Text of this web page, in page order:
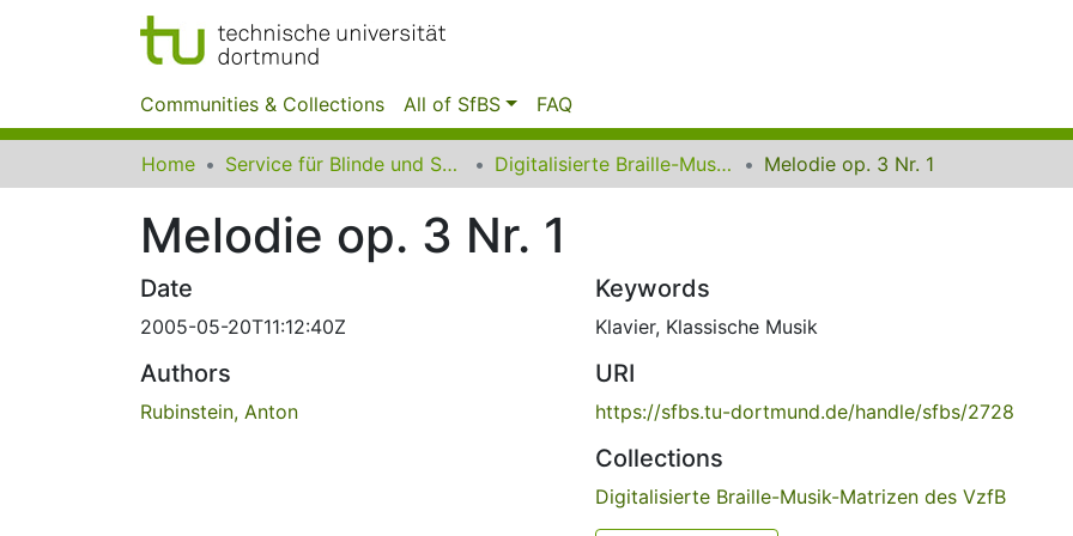
Communities & Collections All of SfBS FAQ
Home Service für Blinde und Sehbehinderte der UB Dortmund Digitalisierte Braille-Musik-Matrizen des VzfB Melodie op. 3 Nr. 1
Melodie op. 3 Nr. 1
Date
2005-05-20T11:12:40Z
Authors
Rubinstein, Anton
Keywords
Klavier, Klassische Musik
URI
https://sfbs.tu-dortmund.de/handle/sfbs/2728
Collections
Digitalisierte Braille-Musik-Matrizen des VzfB